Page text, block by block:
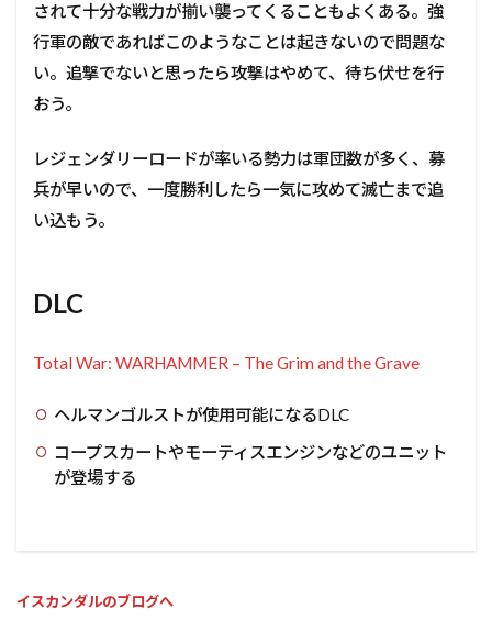
されて十分な戦力が揃い襲ってくることもよくある。強
行軍の敵であればこのようなことは起きないので問題な
い。追撃でないと思ったら攻撃はやめて、待ち伏せを行
おう。
レジェンダリーロードが率いる勢力は軍団数が多く、募
兵が早いので、一度勝利したら一気に攻めて滅亡まで追
い込もう。
DLC
Total War: WARHAMMER – The Grim and the Grave
ヘルマンゴルストが使用可能になるDLC
コープスカートやモーティスエンジンなどのユニット
が登場する
イスカンダルのブログへ